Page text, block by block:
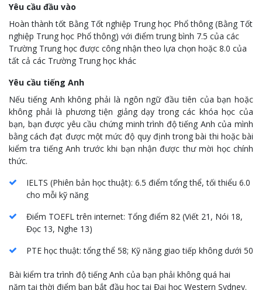
Yêu cầu đầu vào
Hoàn thành tốt Bằng Tốt nghiệp Trung học Phổ thông (Bằng Tốt
nghiệp Trung học Phổ thông) với điểm trung bình 7.5 của các
Trường Trung học được công nhận theo lựa chọn hoặc 8.0 của
tất cả các Trường Trung học khác
Yêu cầu tiếng Anh
Nếu tiếng Anh không phải là ngôn ngữ đầu tiên của bạn hoặc
không phải là phương tiện giảng dạy trong các khóa học của
bạn, bạn được yêu cầu chứng minh trình độ tiếng Anh của mình
bằng cách đạt được một mức độ quy định trong bài thi hoặc bài
kiểm tra tiếng Anh trước khi bạn nhận được thư mời học chính
thức.
IELTS (Phiên bản học thuật): 6.5 điểm tổng thể, tối thiểu 6.0
cho mỗi kỹ năng
Điểm TOEFL trên internet: Tổng điểm 82 (Viết 21, Nói 18,
Đọc 13, Nghe 13)
PTE học thuật: tổng thể 58; Kỹ năng giao tiếp không dưới 50
Bài kiểm tra trình độ tiếng Anh của bạn phải không quá hai
năm tại thời điểm bạn bắt đầu học tại Đại học Western Sydney.